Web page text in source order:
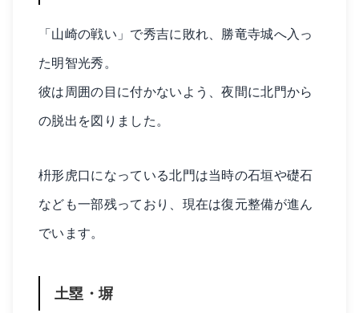
「山崎の戦い」で秀吉に敗れ、勝竜寺城へ入っ
た明智光秀。
彼は周囲の目に付かないよう、夜間に北門から
の脱出を図りました。
枡形虎口になっている北門は当時の石垣や礎石
なども一部残っており、現在は復元整備が進ん
でいます。
土塁・塀